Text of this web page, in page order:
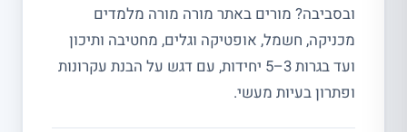
ובסביבה? מורים באתר מורה מורה מלמדים
מכניקה, חשמל, אופטיקה וגלים, מחטיבה ותיכון
ועד בגרות 3–5 יחידות, עם דגש על הבנת עקרונות
ופתרון בעיות מעשי.